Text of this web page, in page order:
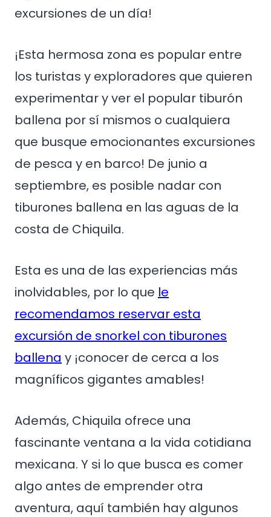
excursiones de un día!
¡Esta hermosa zona es popular entre
los turistas y exploradores que quieren
experimentar y ver el popular tiburón
ballena por sí mismos o cualquiera
que busque emocionantes excursiones
de pesca y en barco! De junio a
septiembre, es posible nadar con
tiburones ballena en las aguas de la
costa de Chiquila.
Esta es una de las experiencias más
inolvidables, por lo que le
recomendamos reservar esta
excursión de snorkel con tiburones
ballena y ¡conocer de cerca a los
magníficos gigantes amables!
Además, Chiquila ofrece una
fascinante ventana a la vida cotidiana
mexicana. Y si lo que busca es comer
algo antes de emprender otra
aventura, aquí también hay algunos